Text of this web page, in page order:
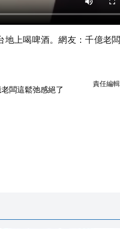
上喝啤酒。網友：千億老
責任編